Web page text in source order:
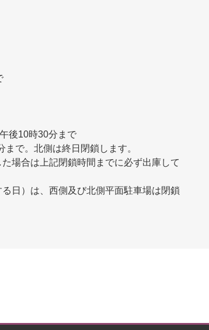
後10時30分まで
で。北側は終日閉鎖します。
場合は上記閉鎖時間までに必ず出庫して
日）は、西側及び北側平面駐車場は閉鎖